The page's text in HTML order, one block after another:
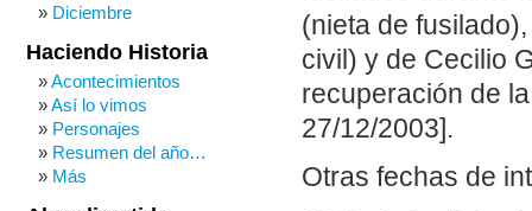
(nieta de
civil) y de Cecilio
recuperación de
27/12/2003].
Otras fechas de
Diciembre
Haciendo Historia
Acontecimientos
Así lo vimos
Personajes
Resumen del año…
Más